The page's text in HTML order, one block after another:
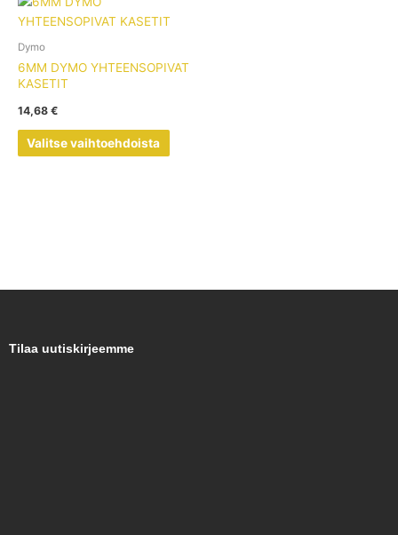
Dymo
6MM DYMO YHTEENSOPIVAT
KASETIT
14,68 €
Valitse vaihtoehdoista
tuotteella
tuotteen
Tilaa uutiskirjeemme